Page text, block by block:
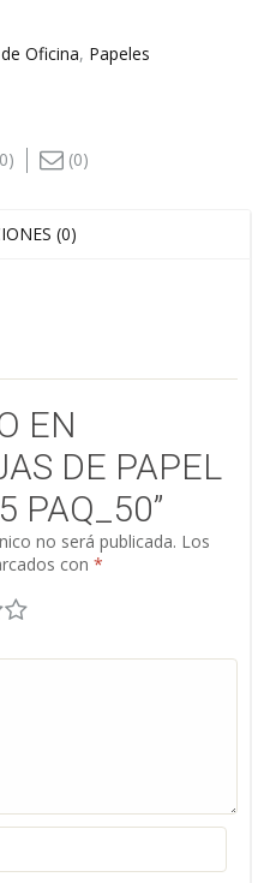
Oficina, Papeles
(0)
(0)
EN
DE PAPEL
PAQ_50”
no será publicada. Los
con *